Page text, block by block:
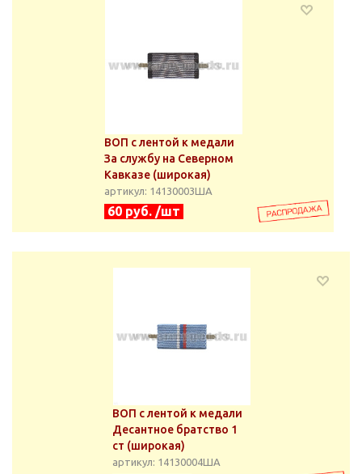
ВОП с лентой к медали
За службу на Северном
Кавказе (широкая)
артикул: 14130003ША
60 руб. /шт
ВОП с лентой к медали
Десантное братство 1
ст (широкая)
артикул: 14130004ША